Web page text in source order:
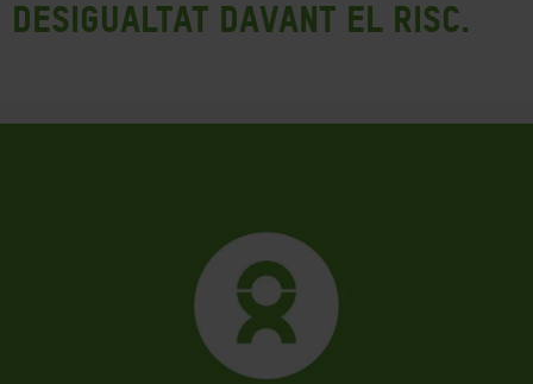
desigualtat davant el risc.